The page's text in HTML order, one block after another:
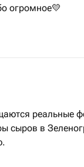
огромное💛
реальные
сыров в